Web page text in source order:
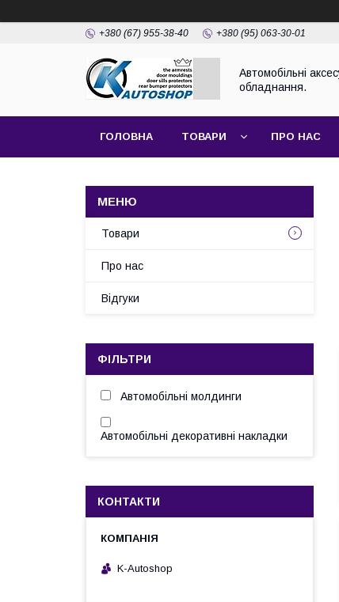
+380 (67) 955-38-40 +380 (95) 063-30-01
Автомобільні
обладнання.
ГОЛОВНА ТОВАРИ ПРО НАС
Товари
Про нас
Відгуки
ФІЛЬТРИ
Автомобільні молдинги
Автомобільні декоративні накладки
КОНТАКТИ
K-Autoshop